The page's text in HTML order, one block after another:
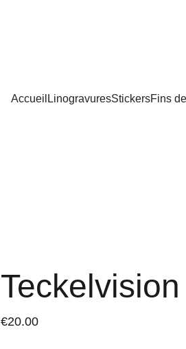
Accueil LinogravuresStickersFins
Teckelvision
€20.00